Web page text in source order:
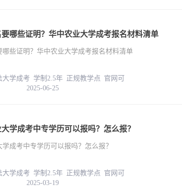
哪些证明？华中农业大学成考报名材料清单
哪些证明？华中农业大学成考报名材料清单
大学成考 学制2.5年 正规教学点 官网可
06-25
学成考中专学历可以报吗？怎么报？
学成考中专学历可以报吗？怎么报？
大学成考 学制2.5年 正规教学点 官网可
03-19